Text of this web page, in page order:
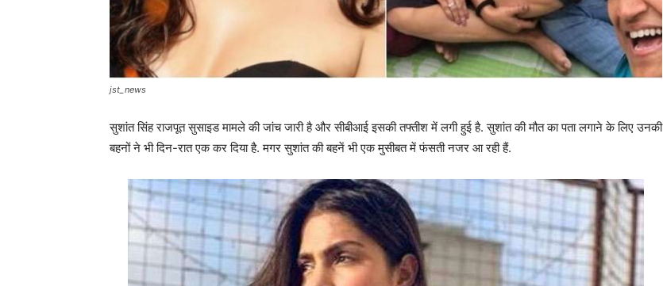
jst_news
सुशांत सिंह राजपूत सुसाइड मामले की जांच जारी है और सीबीआई इसकी तफ्तीश में लगी हुई है. सुशांत की मौत का पता लगाने के लिए उनकी
बहनों ने भी दिन-रात एक कर दिया है. मगर सुशांत की बहनें भी एक मुसीबत में फंसती नजर आ रही हैं.